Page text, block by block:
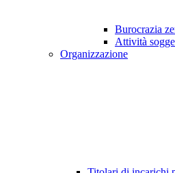
Burocrazia
Attività
Organizzazione